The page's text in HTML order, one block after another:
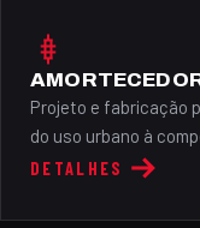
Projeto e fabricação
do uso urbano à
DETALHES